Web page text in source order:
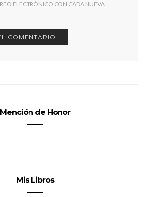
ELECTRÓNICO CON CADA NUEVA
Mención de Honor
Mis Libros